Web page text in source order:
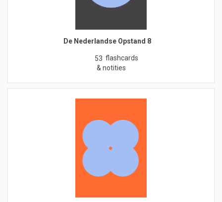
De Nederlandse Opstand 8
53 flashcards
& notities